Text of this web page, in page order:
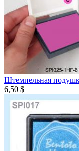
Штемпельная
6,50 $